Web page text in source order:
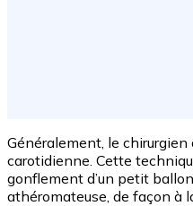
Généralement, le
carotidienne. Cette
gonflement d’un petit
athéromateuse, de façon à